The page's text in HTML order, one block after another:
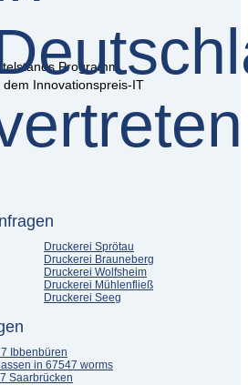
Innovationspreis-IT
Programm
Druckerei Sprötau
Druckerei Brauneberg
Druckerei Wolfsheim
Druckerei Mühlenfließ
Druckerei Seeg
Ibbenbüren
in 67547 worms
Saarbrücken